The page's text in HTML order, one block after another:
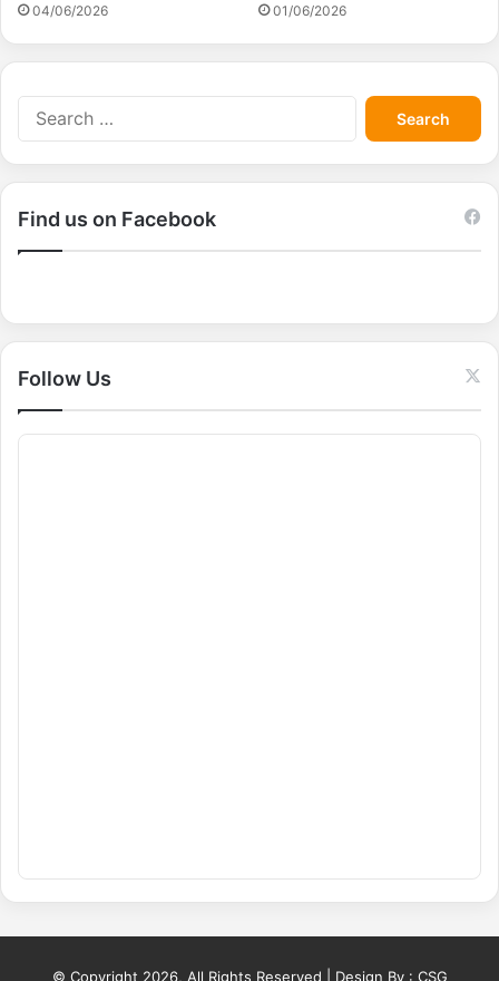
04/06/2026 01/06/2026
S
e
a
r
r
:
Find us on Facebook
Follow Us
© Copyright 2026, All Rights Reserved | Design By : CSG